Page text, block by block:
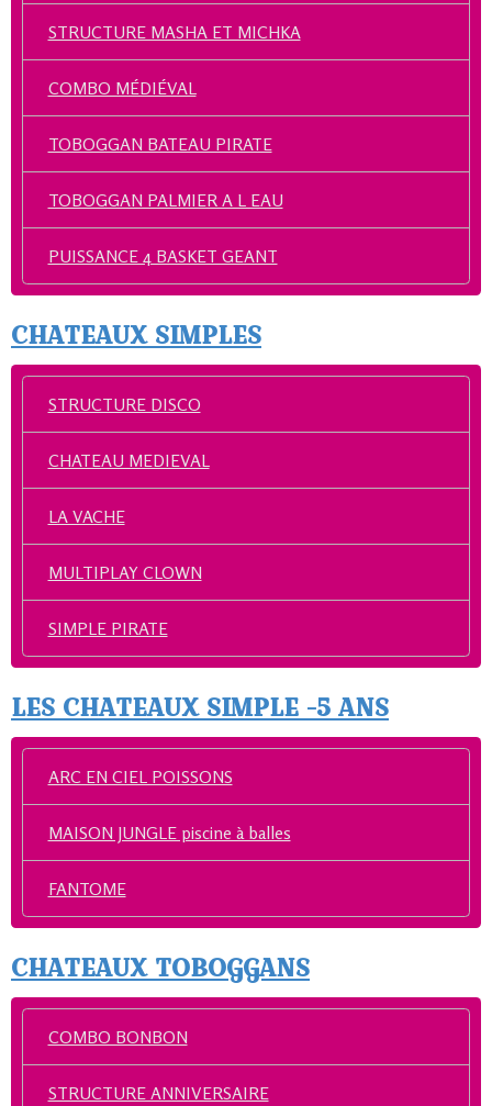
STRUCTURE MASHA ET MICHKA
COMBO MÉDIÉVAL
TOBOGGAN BATEAU PIRATE
TOBOGGAN PALMIER A L EAU
PUISSANCE 4 BASKET GEANT
CHATEAUX SIMPLES
STRUCTURE DISCO
CHATEAU MEDIEVAL
LA VACHE
MULTIPLAY CLOWN
SIMPLE PIRATE
LES CHATEAUX SIMPLE -5 ANS
ARC EN CIEL POISSONS
MAISON JUNGLE piscine à balles
FANTOME
CHATEAUX TOBOGGANS
COMBO BONBON
STRUCTURE ANNIVERSAIRE